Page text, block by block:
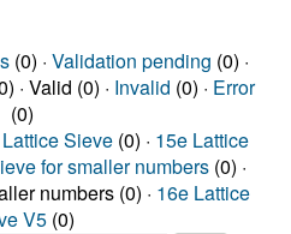
(0) · Validation pending (0) ·
· Valid (0) · Invalid (0) · Error
(0)
Sieve (0) · 15e Lattice
for smaller numbers (0) ·
numbers (0) · 16e Lattice
V5 (0)